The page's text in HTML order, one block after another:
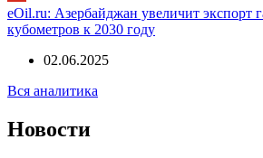
eOil.ru: Азербайджан увеличит экспорт
кубометров к 2030 году
02.06.2025
Вся аналитика
Новости